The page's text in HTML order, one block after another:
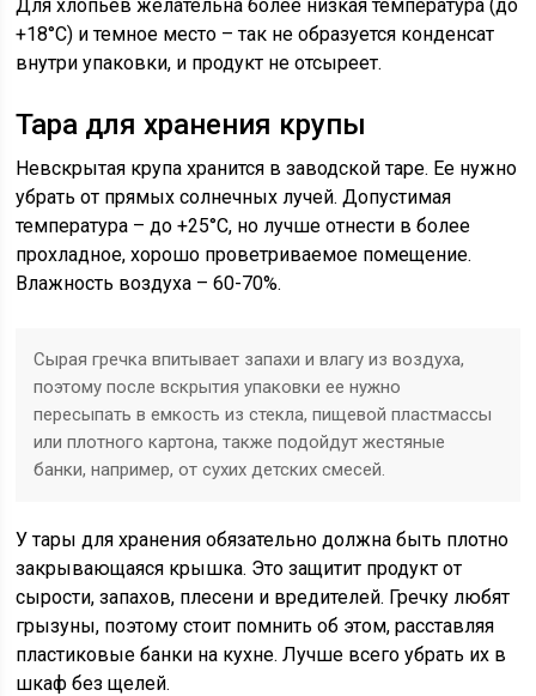
Для хлопьев желательна более низкая температура (до
+18°С) и темное место – так не образуется конденсат
внутри упаковки, и продукт не отсыреет.
Тара для хранения крупы
Невскрытая крупа хранится в заводской таре. Ее нужно
убрать от прямых солнечных лучей. Допустимая
температура – до +25°С, но лучше отнести в более
прохладное, хорошо проветриваемое помещение.
Влажность воздуха – 60-70%.
Сырая гречка впитывает запахи и влагу из воздуха,
поэтому после вскрытия упаковки ее нужно
пересыпать в емкость из стекла, пищевой пластмассы
или плотного картона, также подойдут жестяные
банки, например, от сухих детских смесей.
У тары для хранения обязательно должна быть плотно
закрывающаяся крышка. Это защитит продукт от
сырости, запахов, плесени и вредителей. Гречку любят
грызуны, поэтому стоит помнить об этом, расставляя
пластиковые банки на кухне. Лучше всего убрать их в
шкаф без щелей.